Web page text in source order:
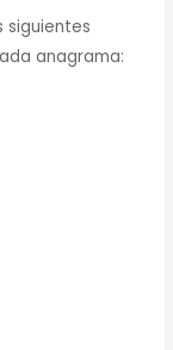
siguientes
anagrama: